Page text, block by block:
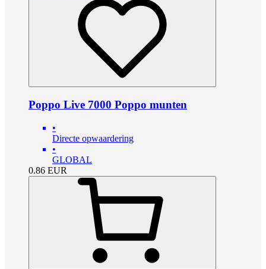
Poppo Live 7000 Poppo munten
•
Directe opwaardering
•
GLOBAL
0.86 EUR